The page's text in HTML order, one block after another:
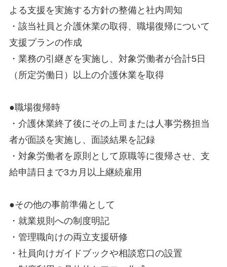
よる支援を実施する方針の整備と社内周知
・該当社員と介護休業の取得、職場復帰について
支援プランの作成
・業務の引継ぎを実施し、対象労働者が合計5日
（所定労働日）以上の介護休業を取得
●職場復帰時
・介護休業終了後にその上司または人事労務担当
者が面談を実施し、面談結果を記録
・対象労働者を原則として原職等に復帰させ、支
給申請日まで3カ月以上継続雇用
●その他の事前準備として
・就業規則への制度明記
・管理職向けの両立支援研修
・社員向けガイドブックや相談窓口の設置